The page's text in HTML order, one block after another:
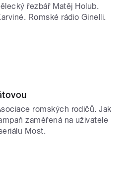
řezbář Matěj Holub.
Romské rádio Ginelli.
romských rodičů. Jak
zaměřená na uživatele
Most.